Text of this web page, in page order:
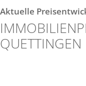
Aktuelle
QUETTINGEN